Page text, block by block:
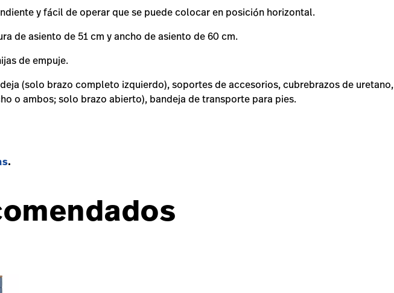
y fácil de operar que se puede colocar en posición horizontal.
de asiento de 51 cm y ancho de asiento de 60 cm.
de empuje.
(solo brazo completo izquierdo), soportes de accesorios, cubrebrazos de uretano,
o ambos; solo brazo abierto), bandeja de transporte para pies.
.